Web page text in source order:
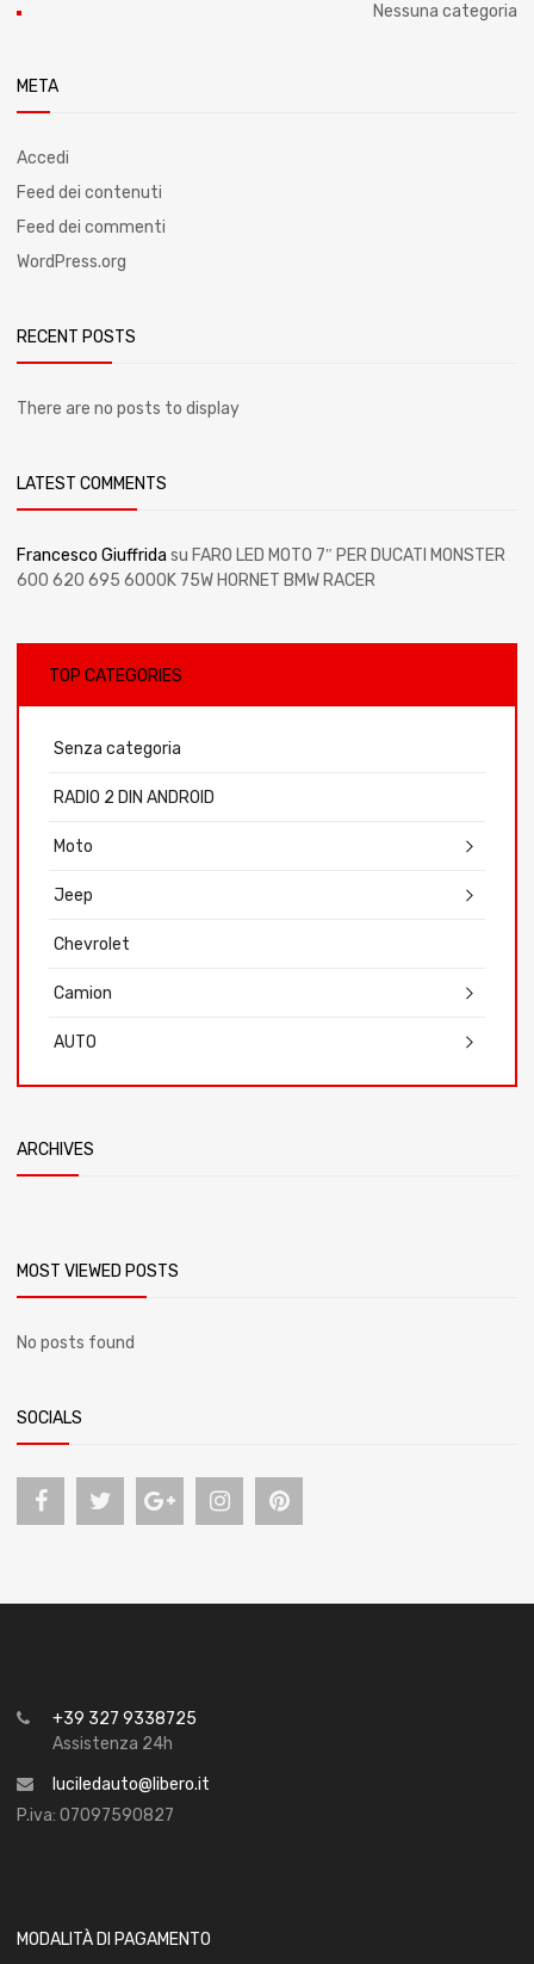
Nessuna categoria
META
Accedi
Feed dei contenuti
Feed dei commenti
WordPress.org
RECENT POSTS
There are no posts to display
LATEST COMMENTS
Francesco Giuffrida su FARO LED MOTO 7″ PER DUCATI MONSTER
600 620 695 6000K 75W HORNET BMW RACER
TOP CATEGORIES
Senza categoria
RADIO 2 DIN ANDROID
Moto
Jeep
Chevrolet
Camion
AUTO
ARCHIVES
MOST VIEWED POSTS
No posts found
SOCIALS
+39 327 9338725
Assistenza 24h
luciledauto@libero.it
P.iva: 07097590827
MODALITÀ DI PAGAMENTO